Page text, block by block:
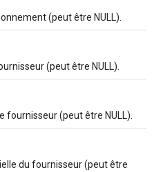
(peut être NULL).
(peut être NULL).
fournisseur (peut être NULL).
du fournisseur (peut être